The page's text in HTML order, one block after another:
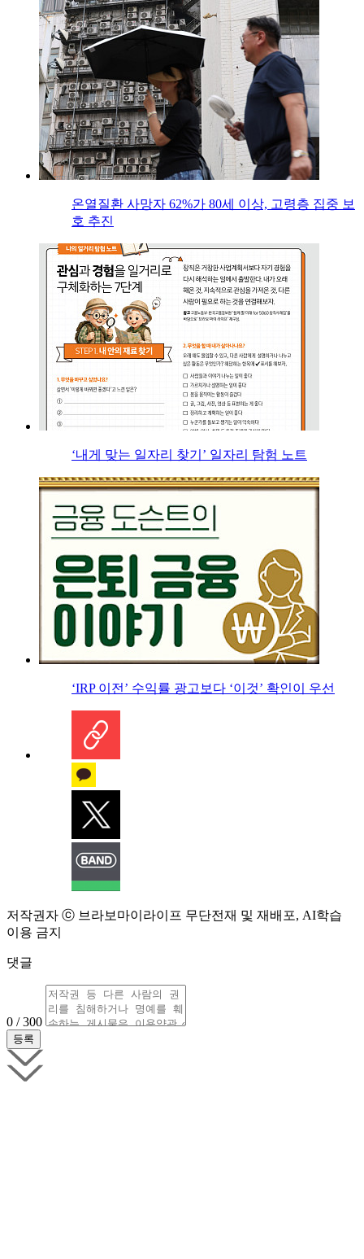
온열질환 사망자 62%가 80세 이상, 고령층 집중 보
호 추진
‘내게 맞는 일자리 찾기’ 일자리 탐험 노트
‘IRP 이전’ 수익률 광고보다 ‘이것’ 확인이 우선
저작권자 ⓒ 브라보마이라이프 무단전재 및 재배포, AI학습
이용 금지
댓글
0 / 300